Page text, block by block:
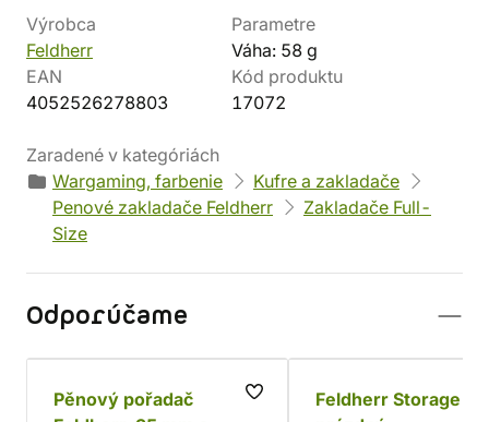
Výrobca
Feldherr
Parametre
Váha: 58 g
EAN
4052526278803
Kód produktu
17072
Zaradené v kategóriách
Wargaming, farbenie
Kufre a zakladače
Penové zakladače Feldherr
Zakladače Full-
Size
Odporúčame
Pěnový pořadač
Feldherr Storage